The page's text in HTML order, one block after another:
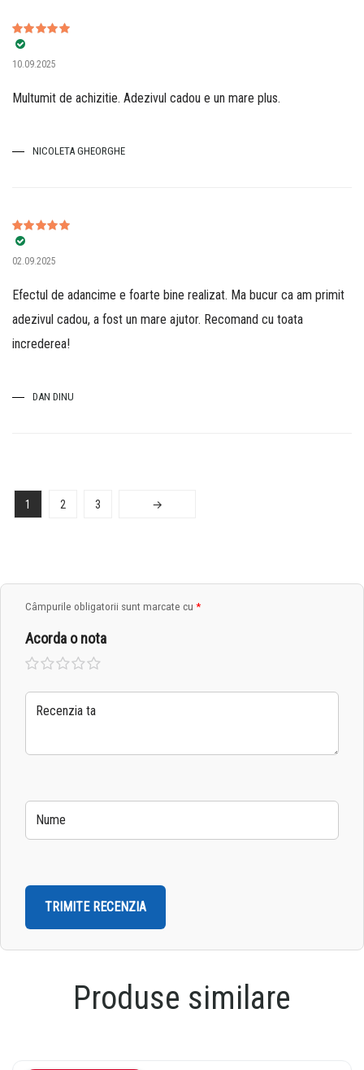
Evaluat la
din 5
10.09.2025
Multumit de achizitie. Adezivul cadou e un mare plus.
NICOLETA GHEORGHE
Evaluat la
din 5
02.09.2025
Efectul de adancime e foarte bine realizat. Ma bucur ca am primit
adezivul cadou, a fost un mare ajutor. Recomand cu toata
increderea!
DAN DINU
1 2 3 →
Câmpurile obligatorii sunt marcate cu *
Acorda o nota
Una
din 5
2 din
5
3 din
5
4 din
5
5 din
5
Produse similare